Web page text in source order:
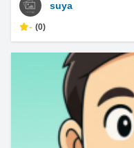
suya
- (0)